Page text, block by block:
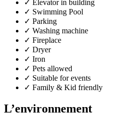
✓ Elevator in building
✓ Swimming Pool
✓ Parking
✓ Washing machine
✓ Fireplace
✓ Dryer
✓ Iron
✓ Pets allowed
✓ Suitable for events
✓ Family & Kid friendly
L’environnement